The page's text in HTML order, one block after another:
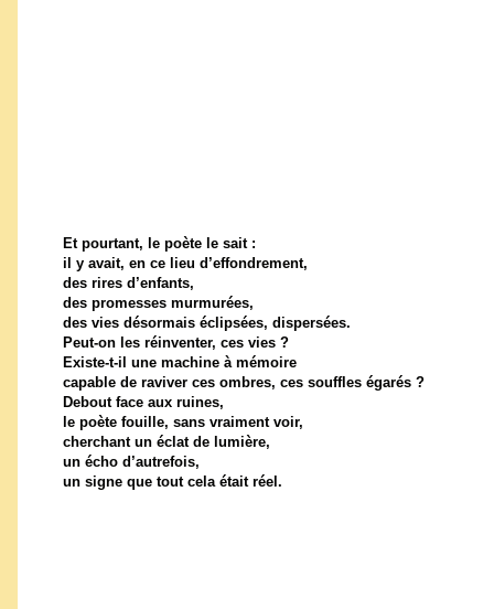
Et pourtant, le poète le sait :
il y avait, en ce lieu d’effondrement,
des rires d’enfants,
des promesses murmurées,
des vies désormais éclipsées, dispersées.
Peut-on les réinventer, ces vies ?
Existe-t-il une machine à mémoire
capable de raviver ces ombres, ces souffles égarés ?
Debout face aux ruines,
le poète fouille, sans vraiment voir,
cherchant un éclat de lumière,
un écho d’autrefois,
un signe que tout cela était réel.